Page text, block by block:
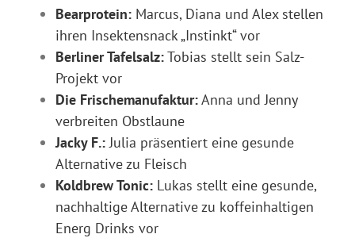
Bearprotein: Marcus, Diana und Alex stellen
ihren Insektensnack „Instinkt“ vor
Berliner Tafelsalz:Tobias stellt sein Salz-
Projekt vor
Die Frischemanufaktur:Anna und Jenny
verbreiten Obstlaune
Jacky F.:Julia präsentiert eine gesunde
Alternative zu Fleisch
Koldbrew Tonic: Lukas stellt eine gesunde,
nachhaltige Alternative zu koffeinhaltigen
Energ Drinks vor